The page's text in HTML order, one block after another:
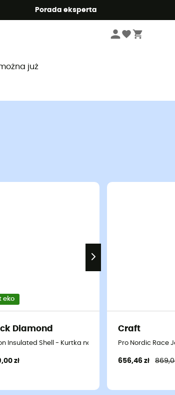
Porada eksperta
już
eko
Diamond
Insulated Shell - Kurtka narciarska meska
zł
Craft
Pro Nordic Race
656,46 zł